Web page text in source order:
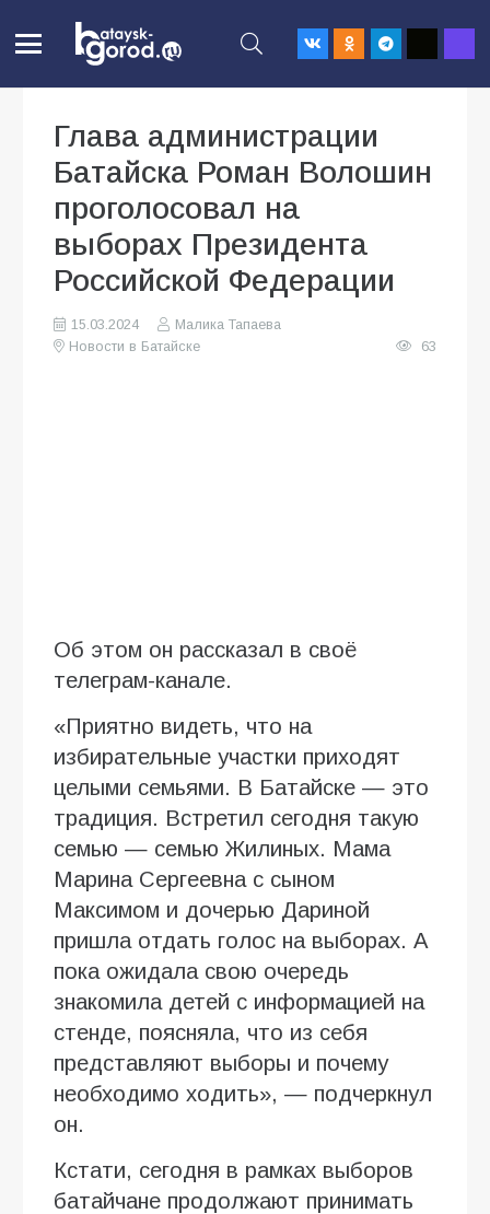
Глава администрации
Батайска Роман Волошин
проголосовал на
выборах Президента
Российской Федерации
15.03.2024
Малика Тапаева
Новости в Батайске
63
Об этом он рассказал в своё
телеграм-канале.
«Приятно видеть, что на
избирательные участки приходят
целыми семьями. В Батайске — это
традиция. Встретил сегодня такую
семью — семью Жилиных. Мама
Марина Сергеевна с сыном
Максимом и дочерью Дариной
пришла отдать голос на выборах. А
пока ожидала свою очередь
знакомила детей с информацией на
стенде, поясняла, что из себя
представляют выборы и почему
необходимо ходить», — подчеркнул
он.
Кстати, сегодня в рамках выборов
батайчане продолжают принимать